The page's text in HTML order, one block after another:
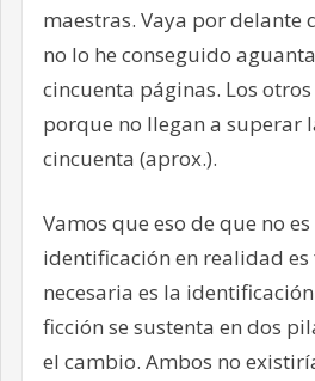
maestras. Vaya por delante
no lo he conseguido
cincuenta páginas. Los
porque no llegan a superar
cincuenta (aprox.).
Vamos que eso de que no
identificación en realidad es
necesaria es la
ficción se sustenta en dos
el cambio. Ambos no